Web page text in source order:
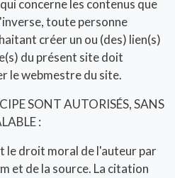
concerne les contenus que
toute personne
créer un ou (des) lien(s)
du présent site doit
le webmestre du site.
SONT AUTORISÉS, SANS
:
le droit moral de l'auteur par
et de la source. La citation